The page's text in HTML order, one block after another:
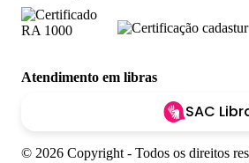
Atendimento em libras
SAC
© 2026 Copyright - Todos os direitos